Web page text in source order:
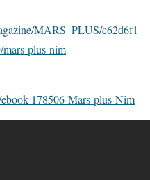
MARS_PLUS/c62d6f1
plus-nim
178506-Mars-plus-Nim